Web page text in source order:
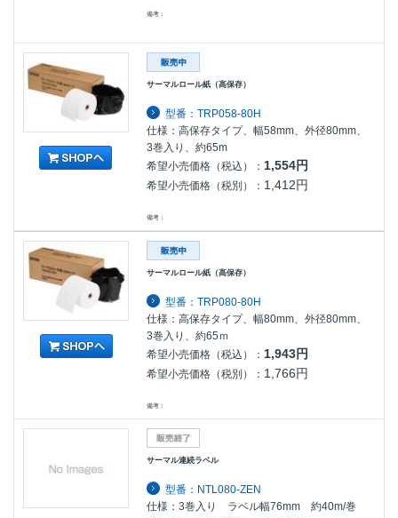
備考：
サーマルロール紙（高保存）
型番：TRP058-80H
仕様：高保存タイプ、幅58mm、外径80mm、
3巻入り、約65m
希望小売価格（税込）： 1,554円
希望小売価格（税別）： 1,412円
備考：
サーマルロール紙（高保存）
型番：TRP080-80H
仕様：高保存タイプ、幅80mm、外径80mm、
3巻入り、約65ｍ
希望小売価格（税込）： 1,943円
希望小売価格（税別）： 1,766円
備考：
サーマル連続ラベル
型番：NTL080-ZEN
仕様：3巻入り ラベル幅76mm 約40m/巻